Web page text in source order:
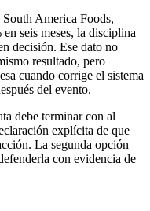
America Foods,
seis meses, la disciplina
decisión. Ese dato no
resultado, pero
cuando corrige el sistema
del evento.
debe terminar con al
explícita de que
La segunda opción
con evidencia de